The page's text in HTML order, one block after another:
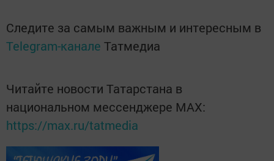
Следите за самым важным и интересным в
Telegram-канале Татмедиа
Читайте новости Татарстана в
национальном мессенджере MАХ:
https://max.ru/tatmedia